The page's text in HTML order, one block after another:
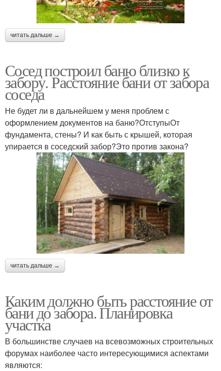
читать дальше →
Сосед построил баню близко к
забору. Расстояние бани от забора
соседа
Не будет ли в дальнейшем у меня проблем с
оформлением документов на баню?ОтступыОт
фундамента, стены? И как быть с крышей, которая
упирается в соседский забор?Это против закона?
читать дальше →
Каким должно быть расстояние от
бани до забора. Планировка
участка
В большинстве случаев на всевозможных строительных
форумах наиболее часто интересующимися аспектами
являются: